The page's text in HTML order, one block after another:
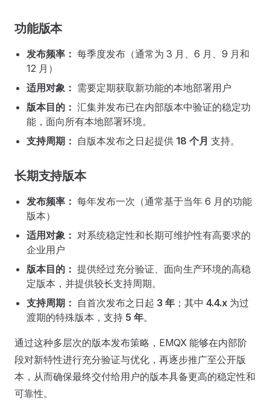
功能版本
发布频率： 每季度发布（通常为 3 月、6 月、9 月和
12 月）
适用对象： 需要定期获取新功能的本地部署用户
版本目的： 汇集并发布已在内部版本中验证的稳定功
能，面向所有本地部署环境。
支持周期： 自版本发布之日起提供 18 个月 支持。
长期支持版本
发布频率： 每年发布一次（通常基于当年 6 月的功能
版本）
适用对象： 对系统稳定性和长期可维护性有高要求的
企业用户
版本目的： 提供经过充分验证、面向生产环境的高稳
定版本，并提供较长支持周期。
支持周期： 自首次发布之日起 3 年 ；其中 4.4.x 为过
渡期的特殊版本，支持 5 年。
通过这种多层次的版本发布策略，EMQX 能够在内部阶
段对新特性进行充分验证与优化，再逐步推广至公开版
本，从而确保最终交付给用户的版本具备更高的稳定性和
可靠性。